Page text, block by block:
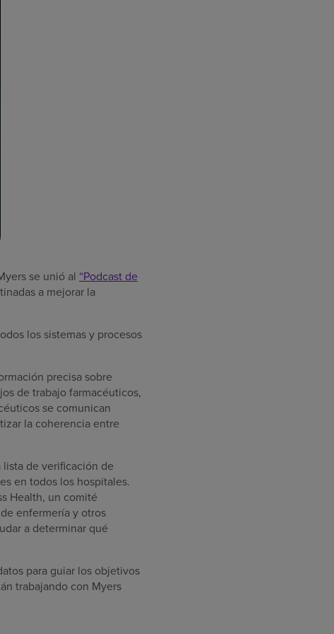
se unió al “Podcast de
a mejorar la
los sistemas y procesos
precisa sobre
de trabajo farmacéuticos,
se comunican
la coherencia entre
de verificación de
en todos los hospitales.
Health, un comité
enfermería y otros
a determinar qué
para guiar los objetivos
trabajando con Myers